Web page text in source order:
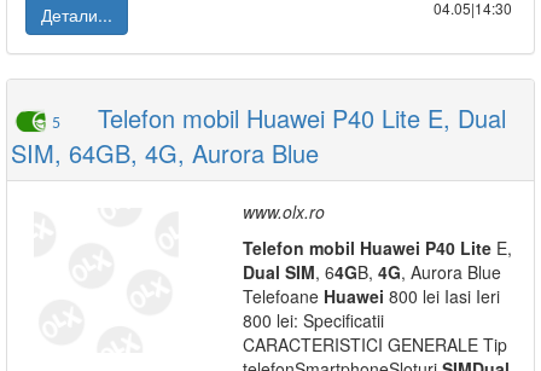
Детали...
04.05|14:30
5
Telefon mobil Huawei P40 Lite E, Dual
SIM, 64GB, 4G, Aurora Blue
www.olx.ro
Telefon mobil Huawei P40 Lite E,
Dual SIM, 64GB, 4G, Aurora Blue
Telefoane Huawei 800 lei Iasi Ieri
800 lei: Specificatii
CARACTERISTICI GENERALE Tip